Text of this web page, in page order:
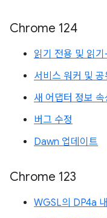
Chrome 124
읽기 전용 및 읽
서비스 워커 및
새 어댑터 정보 속
버그 수정
Dawn 업데이트
Chrome 123
WGSL의 DP4a